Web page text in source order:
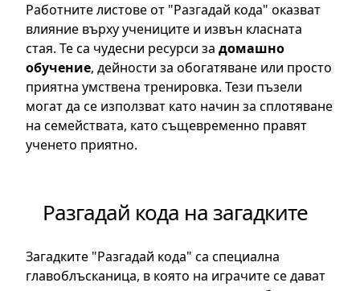
Работните листове от "Разгадай кода" оказват
влияние върху учениците и извън класната
стая. Те са чудесни ресурси за домашно
обучение, дейности за обогатяване или просто
приятна умствена тренировка. Тези пъзели
могат да се използват като начин за сплотяване
на семействата, като същевременно правят
ученето приятно.
Разгадай кода на загадките
Загадките "Разгадай кода" са специална
главоблъсканица, в която на играчите се дават